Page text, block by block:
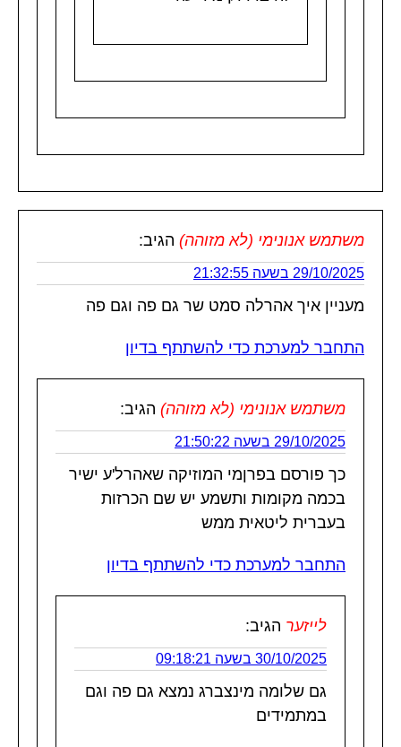
משתמש אנונימי (לא מזוהה) הגיב:
29/10/2025 בשעה 21:32:55
מעניין איך אהרלה סמט שר גם פה וגם פה
התחבר למערכת כדי להשתתף בדיון
משתמש אנונימי (לא מזוהה) הגיב:
29/10/2025 בשעה 21:50:22
כך פורסם בפרןמי המוזיקה שאהרל'ע ישיר
בכמה מקומות ותשמע יש שם הכרזות
בעברית ליטאית ממש
התחבר למערכת כדי להשתתף בדיון
לייזער הגיב:
30/10/2025 בשעה 09:18:21
גם שלומה מינצברג נמצא גם פה וגם
במתמידים